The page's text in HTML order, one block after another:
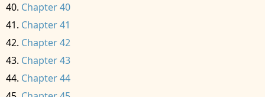
Chapter 40
Chapter 41
Chapter 42
Chapter 43
Chapter 44